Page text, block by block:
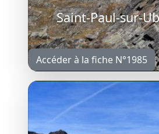
Saint-Paul-sur-
Accéder à la fiche N°1985